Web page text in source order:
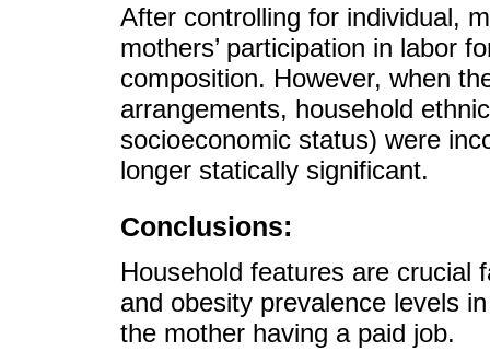
After controlling for individual,
mothers’ participation in labor
composition. However, when
arrangements, household
socioeconomic status) were
longer statically significant.
Conclusions:
Household features are crucial
and obesity prevalence levels
the mother having a paid job.